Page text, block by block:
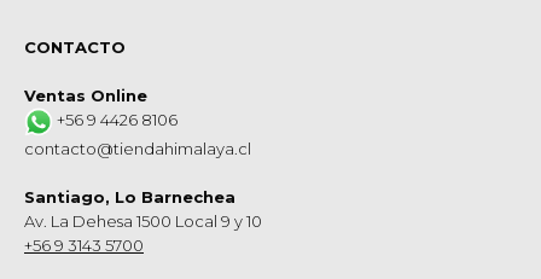
CONTACTO
Ventas Online
+56 9 4426 8106
contacto@tiendahimalaya.cl
Santiago, Lo Barnechea
Av. La Dehesa 1500 Local 9 y 10
+56 9 3143 5700